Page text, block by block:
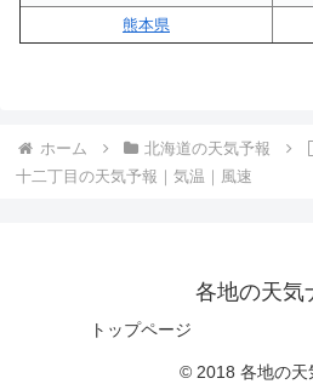
熊本県
ホーム 北海道の天気予報
十二丁目の天気予報｜気温｜風速
各地の天気
トップページ
© 2018 各地の天